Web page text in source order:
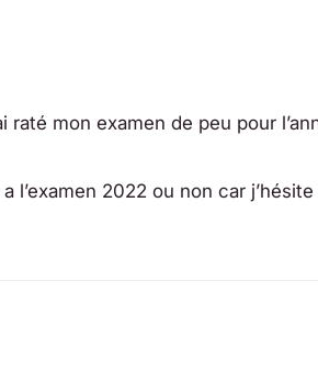
mon examen de peu pour
l’examen 2022 ou non car